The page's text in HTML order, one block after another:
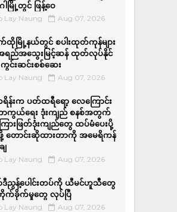
ါမြို့တွင် ဖြန့်ဝေ
Lay Naung Aug 07, 2026
ထိုမြို့နယ်တွင် စပါးထုတ်ကုန်များ
ည်အ‌သွေးမြင့်ဆန် ထုတ်လုပ်နိုင်
ကွင်းဆင်းစစ်ဆေး
Lay Naung Aug 07, 2026
န်းက ပတ်ထရီရော့ လေကြောင်း
ာကွယ်ရေး ဒုံးကျည် စနစ်အတွက်
ားဖြတ်ဒုံးကျည်တွေ ထပ်မံပေးပို့
ဖို့ တောင်းဆိုထားတာကို အမေရိကန်
Lay Naung Aug 07, 2026
ဒီညွန့်ပေါင်းတပ်ကို ယီမင်ဟူသီတွေ
ခိုက်မှုတွေ လုပ်ပြီ
Lay Naung Aug 07, 2026